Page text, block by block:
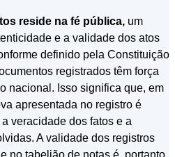
reside na fé pública, um
e a validade dos atos
definido pela Constituição
registrados têm força
nacional. Isso significa que, em
apresentada no registro é
veracidade dos fatos e a
A validade dos registros
no tabelião de notas é, portanto,